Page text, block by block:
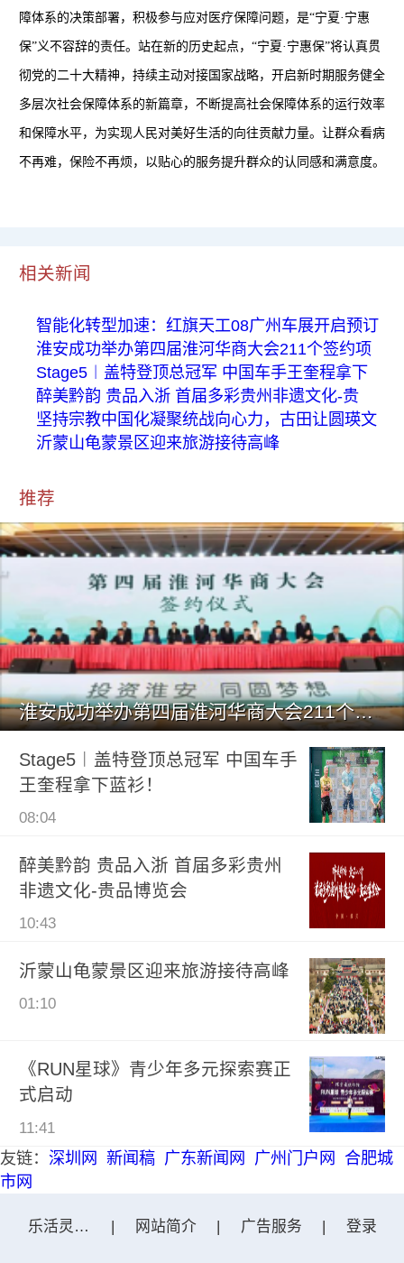
障体系的决策部署，积极参与应对医疗保障问题，是“宁夏·宁惠
保”义不容辞的责任。站在新的历史起点，“宁夏·宁惠保”将认真贯
彻党的二十大精神，持续主动对接国家战略，开启新时期服务健全
多层次社会保障体系的新篇章，不断提高社会保障体系的运行效率
和保障水平，为实现人民对美好生活的向往贡献力量。让群众看病
不再难，保险不再烦，以贴心的服务提升群众的认同感和满意度。
相关新闻
智能化转型加速：红旗天工08广州车展开启预订
淮安成功举办第四届淮河华商大会211个签约项
Stage5︱盖特登顶总冠军 中国车手王奎程拿下
醉美黔韵 贵品入浙 首届多彩贵州非遗文化-贵
坚持宗教中国化凝聚统战向心力，古田让圆瑛文
沂蒙山龟蒙景区迎来旅游接待高峰
推荐
淮安成功举办第四届淮河华商大会211个签约项目 总投资1486.
Stage5︱盖特登顶总冠军 中国车手
王奎程拿下蓝衫！
08:04
醉美黔韵 贵品入浙 首届多彩贵州
非遗文化-贵品博览会
10:43
沂蒙山龟蒙景区迎来旅游接待高峰
01:10
《RUN星球》青少年多元探索赛正
式启动
11:41
友链： 深圳网 新闻稿 广东新闻网 广州门户网
合肥城
市网
乐活灵武网 | 网站简介 | 广告服务 | 登录